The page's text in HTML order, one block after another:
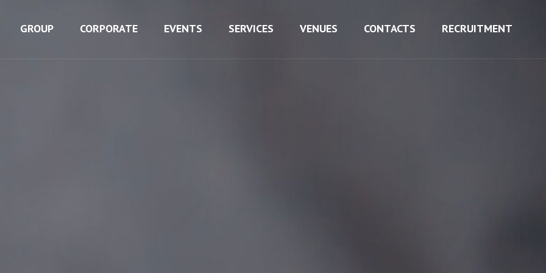
GROUP CORPORATE EVENTS SERVICES VENUES CONTACTS RECRUITMENT